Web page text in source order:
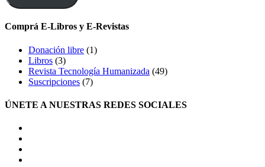
Comprá E-Libros y E-Revistas
Donación libre (1)
Libros (3)
Revista Tecnología Humanizada (49)
Suscripciones (7)
ÚNETE A NUESTRAS REDES SOCIALES